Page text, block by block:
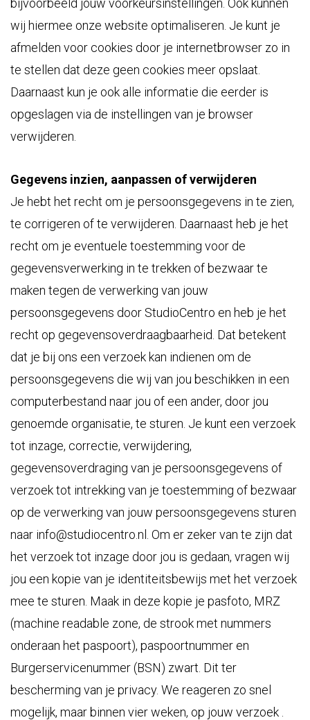
bijvoorbeeld jouw voorkeursinstellingen. Ook kunnen
wij hiermee onze website optimaliseren. Je kunt je
afmelden voor cookies door je internetbrowser zo in
te stellen dat deze geen cookies meer opslaat.
Daarnaast kun je ook alle informatie die eerder is
opgeslagen via de instellingen van je browser
verwijderen.
Gegevens inzien, aanpassen of verwijderen
Je hebt het recht om je persoonsgegevens in te zien,
te corrigeren of te verwijderen. Daarnaast heb je het
recht om je eventuele toestemming voor de
gegevensverwerking in te trekken of bezwaar te
maken tegen de verwerking van jouw
persoonsgegevens door StudioCentro en heb je het
recht op gegevensoverdraagbaarheid. Dat betekent
dat je bij ons een verzoek kan indienen om de
persoonsgegevens die wij van jou beschikken in een
computerbestand naar jou of een ander, door jou
genoemde organisatie, te sturen. Je kunt een verzoek
tot inzage, correctie, verwijdering,
gegevensoverdraging van je persoonsgegevens of
verzoek tot intrekking van je toestemming of bezwaar
op de verwerking van jouw persoonsgegevens sturen
naar info@studiocentro.nl. Om er zeker van te zijn dat
het verzoek tot inzage door jou is gedaan, vragen wij
jou een kopie van je identiteitsbewijs met het verzoek
mee te sturen. Maak in deze kopie je pasfoto, MRZ
(machine readable zone, de strook met nummers
onderaan het paspoort), paspoortnummer en
Burgerservicenummer (BSN) zwart. Dit ter
bescherming van je privacy. We reageren zo snel
mogelijk, maar binnen vier weken, op jouw verzoek .